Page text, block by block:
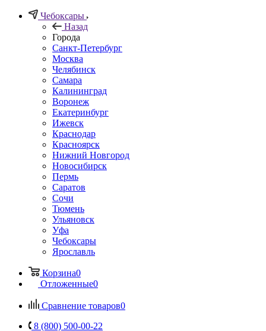
Чебоксары
Назад
Города
Санкт-Петербург
Москва
Челябинск
Самара
Калининград
Воронеж
Екатеринбург
Ижевск
Краснодар
Красноярск
Нижний Новгород
Новосибирск
Пермь
Саратов
Сочи
Тюмень
Ульяновск
Уфа
Чебоксары
Ярославль
Корзина0
Отложенные0
Сравнение товаров0
8 (800) 500-00-22